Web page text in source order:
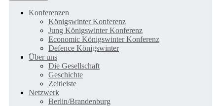
Konferenzen
Königswinter Konferenz
Jung Königswinter Konferenz
Economic Königswinter Konferenz
Defence Königswinter
Über uns
Die Gesellschaft
Geschichte
Zeitleiste
Netzwerk
Berlin/Brandenburg